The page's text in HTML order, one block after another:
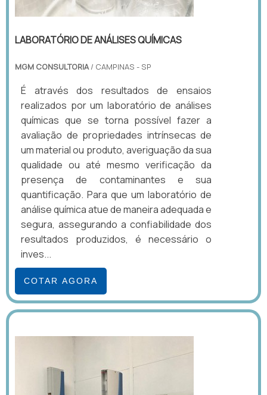
LABORATÓRIO DE ANÁLISES QUÍMICAS
MGM CONSULTORIA/ CAMPINAS - SP
É através dos resultados de ensaios
realizados por um laboratório de análises
químicas que se torna possível fazer a
avaliação de propriedades intrínsecas de
um material ou produto, averiguação da sua
qualidade ou até mesmo verificação da
presença de contaminantes e sua
quantificação. Para que um laboratório de
análise química atue de maneira adequada e
segura, assegurando a confiabilidade dos
resultados produzidos, é necessário o
inves...
COTAR AGORA